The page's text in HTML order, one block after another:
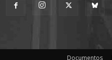
Documentos